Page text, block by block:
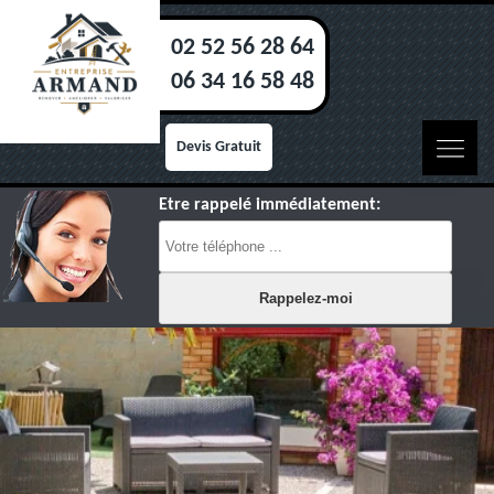
02 52 56 28 64
06 34 16 58 48
Devis Gratuit
Etre rappelé immédiatement: